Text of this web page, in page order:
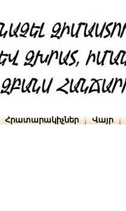
Հրատարակիչներ Վայր